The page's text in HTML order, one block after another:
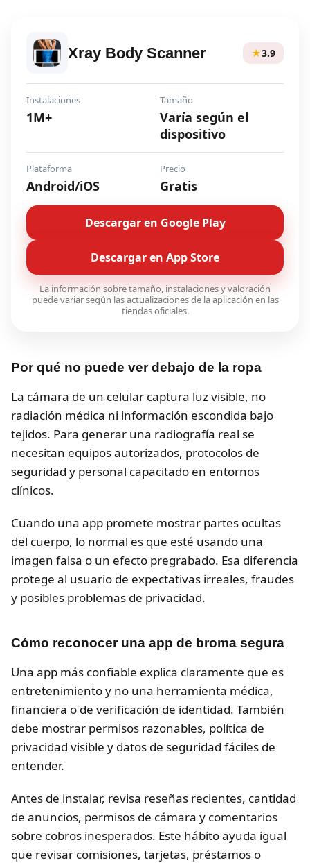
Xray Body Scanner ★3.9
Instalaciones
1M+
Tamaño
Varía según el
dispositivo
Plataforma
Android/iOS
Precio
Gratis
Descargar en Google Play
Descargar en App Store
La información sobre tamaño, instalaciones y valoración
puede variar según las actualizaciones de la aplicación en las
tiendas oficiales.
Por qué no puede ver debajo de la ropa
La cámara de un celular captura luz visible, no
radiación médica ni información escondida bajo
tejidos. Para generar una radiografía real se
necesitan equipos autorizados, protocolos de
seguridad y personal capacitado en entornos
clínicos.
Cuando una app promete mostrar partes ocultas
del cuerpo, lo normal es que esté usando una
imagen falsa o un efecto pregrabado. Esa diferencia
protege al usuario de expectativas irreales, fraudes
y posibles problemas de privacidad.
Cómo reconocer una app de broma segura
Una app más confiable explica claramente que es
entretenimiento y no una herramienta médica,
financiera o de verificación de identidad. También
debe mostrar permisos razonables, política de
privacidad visible y datos de seguridad fáciles de
entender.
Antes de instalar, revisa reseñas recientes, cantidad
de anuncios, permisos de cámara y comentarios
sobre cobros inesperados. Este hábito ayuda igual
que revisar comisiones, tarjetas, préstamos o